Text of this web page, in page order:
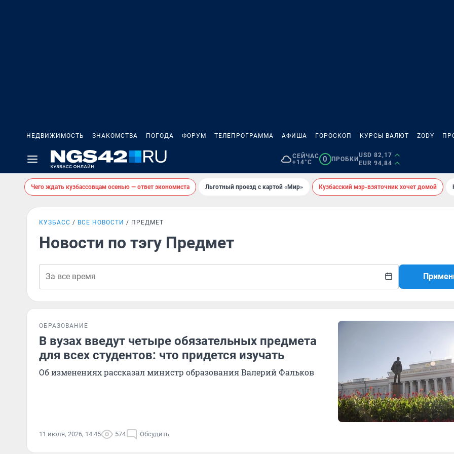
НЕДВИЖИМОСТЬ ЗНАКОМСТВА ПОГОДА ФОРУМ ТЕЛЕПРОГРАММА АФИША ГОРОСКОП КУРСЫ ВАЛЮТ ZODY
СЕЙЧАС
+14°C
0 ПРОБКИ
USD 82,17
EUR 94,84
Чего ждать кузбассовцам осенью — ответ экономиста Льготный проезд с картой «Мир» Кузбасский мэр-взяточник хочет домой
КУЗБАСС ВСЕ НОВОСТИ ПРЕДМЕТ
Новости по тэгу Предмет
ОБРАЗОВАНИЕ
В вузах введут четыре обязательных предмета
для всех студентов: что придется изучать
Об изменениях рассказал министр образования Валерий Фальков
11 июля, 2026, 14:45 574 Обсудить